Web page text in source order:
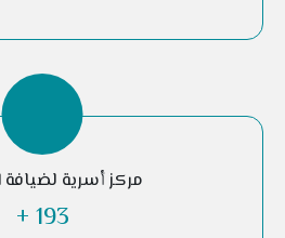
مركز أسرية لضيافة
454
+